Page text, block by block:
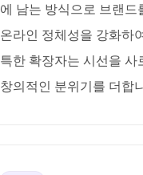
에 남는 방식으로 브랜
온라인 정체성을 강화하
특한 확장자는 시선을
창의적인 분위기를 더합